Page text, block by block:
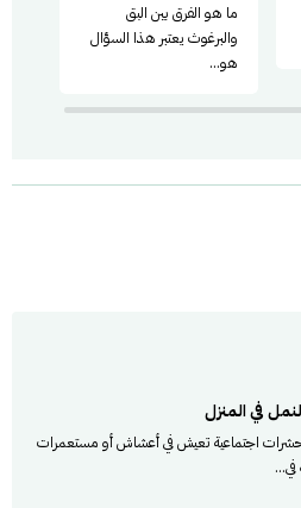
ما هو الفرق بين البق
والبرغوث يعتبر هذا السؤال
هو...
في المنزل
اجتماعية تعيش في أعشاش أو مستعمرات